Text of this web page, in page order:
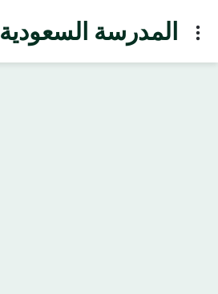
المدرسة السعوديةMenu